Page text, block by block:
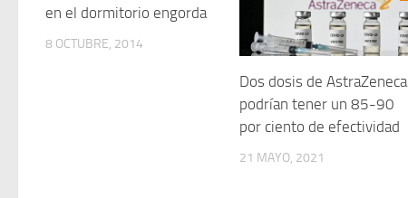
en el dormitorio engorda
8 OCTUBRE, 2014
Dos dosis de AstraZeneca
podrían tener un 85-90
por ciento de efectividad
21 MAYO, 2021